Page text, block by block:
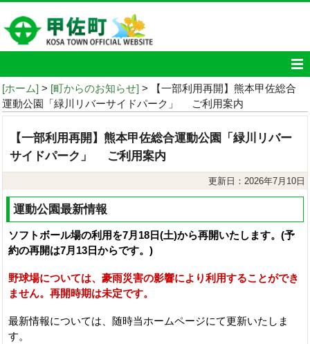
[ホーム] > [町からのお知らせ] > 【一部利用再開】熊本甲佐総合
運動公園「緑川リバーサイドパーク」 ご利用案内
【一部利用再開】熊本甲佐総合運動公園「緑川リバー
サイドパーク」 ご利用案内
更新日：2026年7月10日
運動公園最新情報
ソフトボール場の利用を7月18日(土)から再開いたします。(予
約の再開は7月13日からです。)
野球場については、豪雨災害の影響により利用することができ
ません。 再開時期は未定です。
最新情報については、随時当ホームページにて更新いたしま
す。